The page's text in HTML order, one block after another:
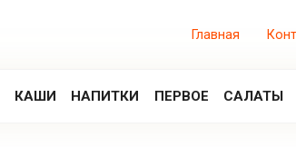
Главная
КАШИ НАПИТКИ ПЕРВОЕ САЛАТЫ